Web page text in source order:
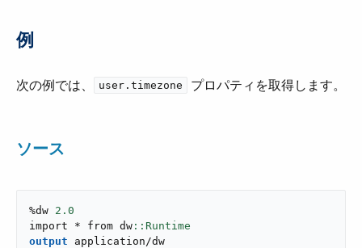
例
次の例では、​ user.timezone ​ プロパティを取得します。
ソース
%dw 2.0
import * from dw
output
application/dw